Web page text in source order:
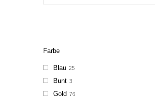
Farbe
Blau 25
Bunt 3
Gold 76